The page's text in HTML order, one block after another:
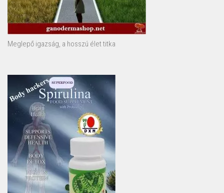
Meglepő igazság, a hosszú élet titka